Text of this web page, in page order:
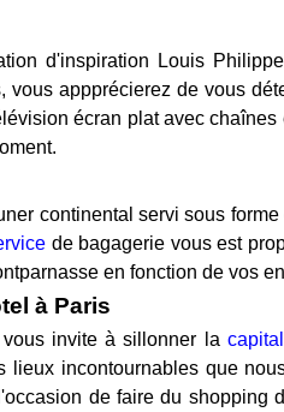
d'inspiration Louis
appprécierez de vous
écran plat avec
continental servi sous
de bagagerie vous est
en fonction de vos
à Paris
invite à sillonner la
incontournables que
de faire du